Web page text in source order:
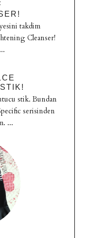
takdim
Cleanser!
stik. Bundan
serisinden
...